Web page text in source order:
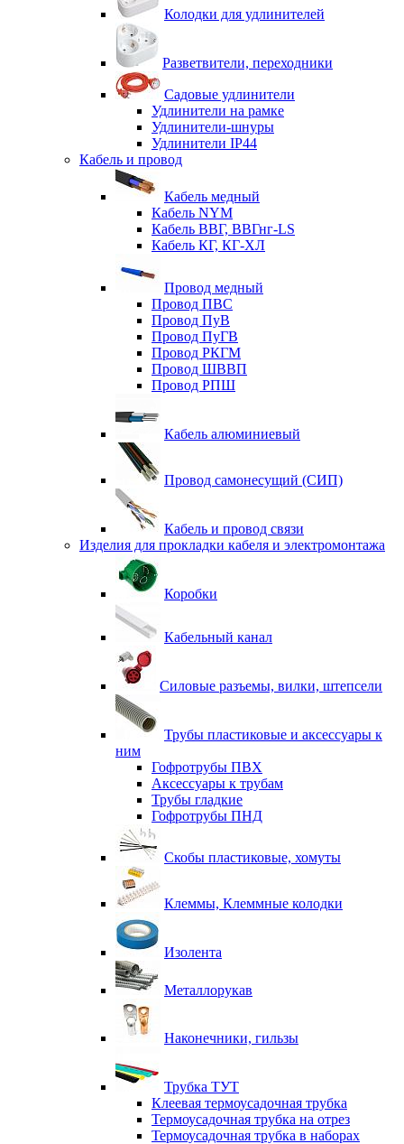
Колодки для удлинителей
Разветвители, переходники
Садовые удлинители
Удлинители на рамке
Удлинители-шнуры
Удлинители IP44
Кабель и провод
Кабель медный
Кабель NYM
Кабель ВВГ, ВВГнг-LS
Кабель КГ, КГ-ХЛ
Провод медный
Провод ПВС
Провод ПуВ
Провод ПуГВ
Провод РКГМ
Провод ШВВП
Провод РПШ
Кабель алюминиевый
Провод самонесущий (СИП)
Кабель и провод связи
Изделия для прокладки кабеля и электромонтажа
Коробки
Кабельный канал
Силовые разъемы, вилки, штепсели
Трубы пластиковые и аксессуары к
ним
Гофротрубы ПВХ
Аксессуары к трубам
Трубы гладкие
Гофротрубы ПНД
Скобы пластиковые, хомуты
Клеммы, Клеммные колодки
Изолента
Металлорукав
Наконечники, гильзы
Трубка ТУТ
Клеевая термоусадочная трубка
Термоусадочная трубка на отрез
Термоусадочная трубка в наборах